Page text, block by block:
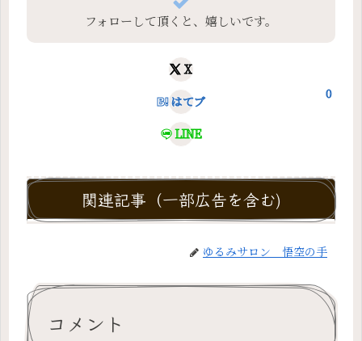
フォローして頂くと、嬉しいです。
X
はてブ
0
LINE
関連記事（一部広告を含む)
ゆるみサロン 悟空の手
コメント